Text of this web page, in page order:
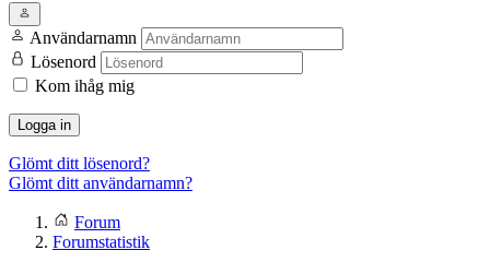
Användarnamn
Lösenord
Kom ihåg mig
Logga in
Glömt ditt lösenord?
Glömt ditt användarnamn?
Forum
Forumstatistik